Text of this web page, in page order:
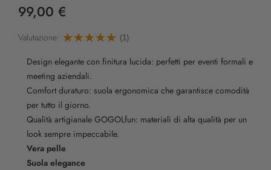
99,00 €
Valutazione: (1)
Design elegante con finitura lucida: perfetti per eventi formali e
meeting aziendali.
Comfort duraturo: suola ergonomica che garantisce comodità
per tutto il giorno.
Qualità artigianale GOGOLfun: materiali di alta qualità per un
look sempre impeccabile.
Vera pelle
Suola elegance